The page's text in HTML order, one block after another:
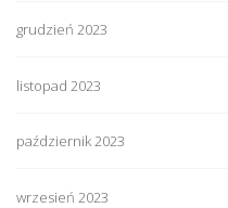
grudzień 2023
listopad 2023
październik 2023
wrzesień 2023